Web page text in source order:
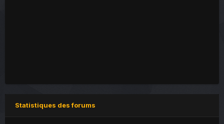
Statistiques des forums